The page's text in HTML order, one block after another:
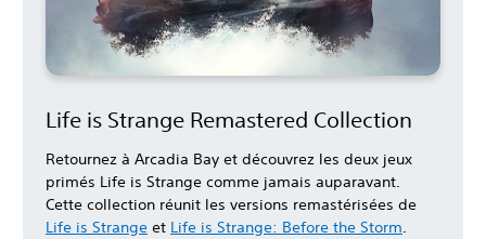
Life is Strange Remastered Collection
Retournez à Arcadia Bay et découvrez les deux jeux
primés Life is Strange comme jamais auparavant.
Cette collection réunit les versions remastérisées de
Life is Strange et Life is Strange: Before the Storm.